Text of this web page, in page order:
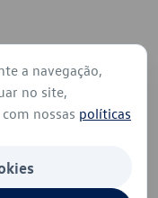
a navegação,
no site,
nossas políticas